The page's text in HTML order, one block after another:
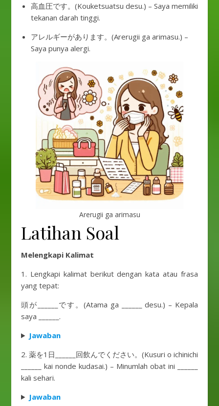
高血圧です。(Kouketsuatsu desu.) – Saya memiliki
tekanan darah tinggi.
アレルギーがあります。(Arerugii ga arimasu.) –
Saya punya alergi.
Arerugii ga arimasu
Latihan Soal
Melengkapi Kalimat
1. Lengkapi kalimat berikut dengan kata atau frasa
yang tepat:
頭が______です。(Atama ga ______ desu.) – Kepala
saya ______.
Jawaban
2. 薬を1日______回飲んでください。(Kusuri o ichinichi
______ kai nonde kudasai.) – Minumlah obat ini ______
kali sehari.
Jawaban